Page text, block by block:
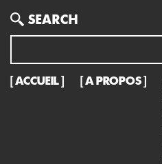
SEARCH
Search
ACCUEIL A PROPOS